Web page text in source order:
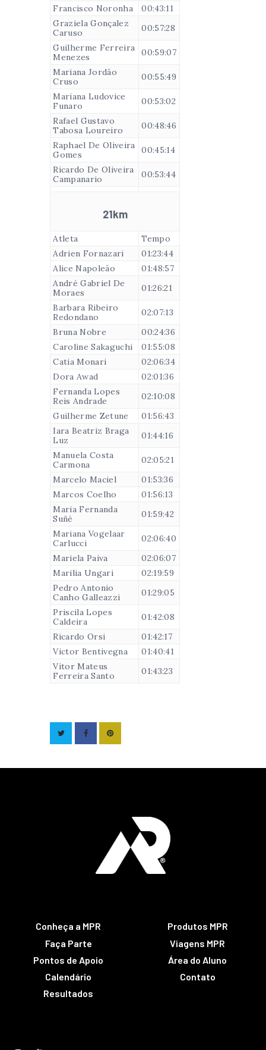
Francisco Noronha
00:43:11
Graziela Gonçalez
Caruso
00:57:28
Guilherme Ferreira
Menezes
00:59:07
Mariana Jordão
Cruso
00:55:49
Mariana Ludovice
Funaro
00:53:02
Rafael Gustavo
Tabosa Loureiro
00:48:46
Raphael De Oliveira
Gomes
00:45:14
Ricardo De Oliveira
Campanario
00:53:44
21km
Atleta
Tempo
Adrien Fornazari
01:23:44
Alice Napoleão
01:48:57
André Gabriel De
Moraes
01:26:21
Barbara Ribeiro
Redondano
02:07:13
Bruna Nobre
00:24:36
Caroline Sakaguchi
01:55:08
Catia Monari
02:06:34
Dora Awad
02:01:36
Fernanda Lopes
Reis Andrade
02:10:08
Guilherme Zetune
01:56:43
Iara Beatriz Braga
Luz
01:44:16
Manuela Costa
Carmona
02:05:21
Marcelo Maciel
01:53:36
Marcos Coelho
01:56:13
Maria Fernanda
Suñé
01:59:42
Mariana Vogelaar
Carlucci
02:06:40
Mariela Paiva
02:06:07
Marilia Ungari
02:19:59
Pedro Antonio
Canho Galleazzi
01:29:05
Priscila Lopes
Caldeira
01:42:08
Ricardo Orsi
01:42:17
Victor Bentivegna
01:40:41
Vitor Mateus
Ferreira Santo
01:43:23
Conheça a MPR
Faça Parte
Pontos de Apoio
Calendário
Resultados
Produtos MPR
Viagens MPR
Área do Aluno
Contato